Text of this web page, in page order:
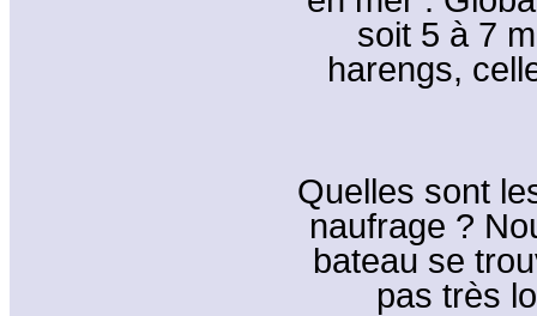
soit 5 à 7
harengs,
Quelles sont
naufrage ?
bateau se
pas très